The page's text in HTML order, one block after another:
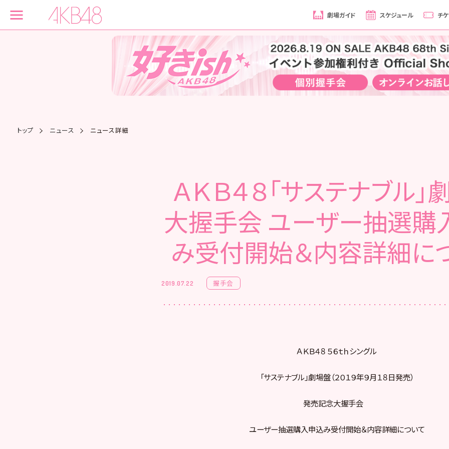
劇場ガイド スケジュール チ
トップ ニュース ニュース詳細
ＡＫＢ４８「サステナブル」
大握手会 ユーザー抽選購
み受付開始＆内容詳細に
2019.07.22 握手会
ＡＫＢ４８ ５６ｔｈシングル
「サステナブル」劇場盤（２０１９年９月１８日発売）
発売記念大握手会
ユーザー抽選購入申込み受付開始＆内容詳細について